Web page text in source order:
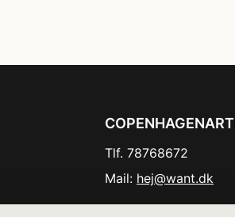
Tlf. 78768672
Mail: hej@want.dk